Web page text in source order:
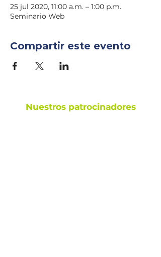
25 jul 2020, 11:00 a.m. – 1:00 p.m.
Seminario Web
Compartir este evento
Nuestros patrocinadores